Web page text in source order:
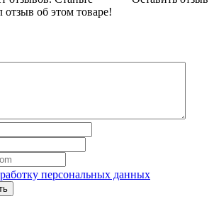
об этом товаре!
персональных данных